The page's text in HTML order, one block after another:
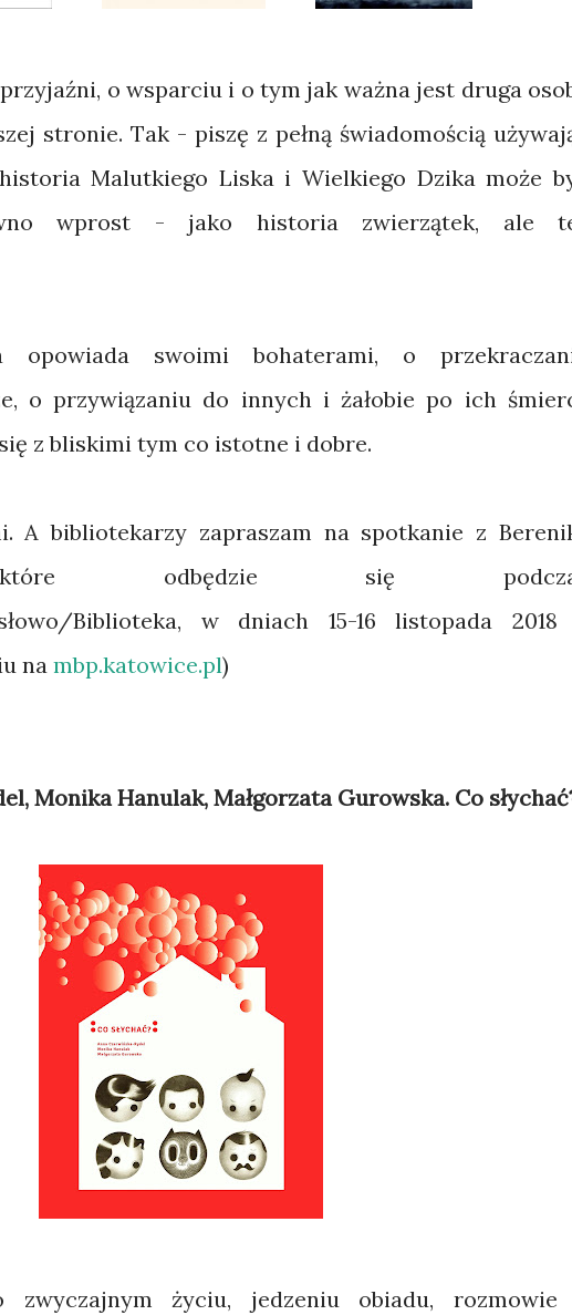
o wsparciu i o tym jak ważna jest druga
stronie. Tak - piszę z pełną świadomością
Malutkiego Liska i Wielkiego Dzika może
wprost - jako historia zwierzątek, ale
opowiada swoimi bohaterami, o
o przywiązaniu do innych i żałobie po ich
z bliskimi tym co istotne i dobre.
A bibliotekarzy zapraszam na spotkanie z
które odbędzie się
Biblioteka, w dniach 15-16 listopada 2018
nambp.katowice.pl)
Monika Hanulak, Małgorzata Gurowska. Co
życiu, jedzeniu obiadu, rozmowie